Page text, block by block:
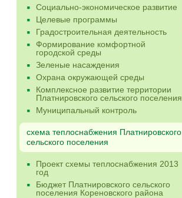
Социально-экономическое развитие
Целевые программы
Градостроительная деятельность
Формирование комфортной
городской среды
Зеленые насаждения
Охрана окружающей среды
Комплексное развитие территории
Платнировского сельского поселения
Муниципальный контроль
схема теплоснабжения Платнировского
сельского поселения
Проект схемы теплоснабжения 2013
год
Бюджет Платнировского сельского
поселения Кореновского района